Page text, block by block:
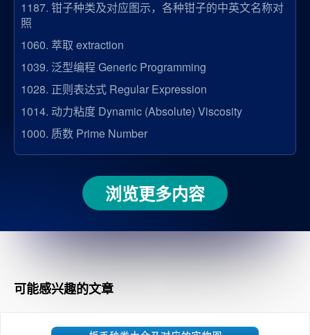
1187. 钳子种类及对应图示，各种钳子的中英文名称对
照
1060. 萃取 extraction
1039. 泛型编程 Generic Programming
1028. 正则表达式 Regular Expression
1014. 动力粘度 Dynamic (Absolute) Viscosity
1000. 质数 Prime Number
浏览更多内容
可能感兴趣的文章